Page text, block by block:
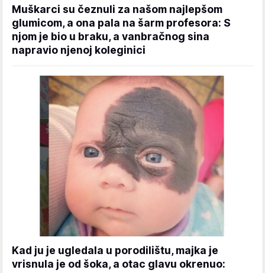
Muškarci su čeznuli za našom najlepšom
glumicom, a ona pala na šarm profesora: S
njom je bio u braku, a vanbračnog sina
napravio njenoj koleginici
Kad ju je ugledala u porodilištu, majka je
vrisnula je od šoka, a otac glavu okrenuo: